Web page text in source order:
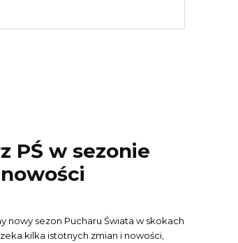
PŚ w sezonie
nowy sezon Pucharu Świata w skokach
kilka istotnych zmian i nowości,